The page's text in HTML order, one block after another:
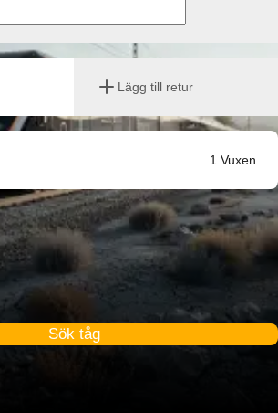
Lägg till retur
1 Vuxen
Sök tåg